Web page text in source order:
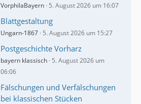
VorphilaBayern 5. August 2026 um 16:07
Blattgestaltung
Ungarn-1867 5. August 2026 um 15:27
Postgeschichte Vorharz
bayern klassisch 5. August 2026 um
06:06
Fälschungen und Verfälschungen
bei klassischen Stücken